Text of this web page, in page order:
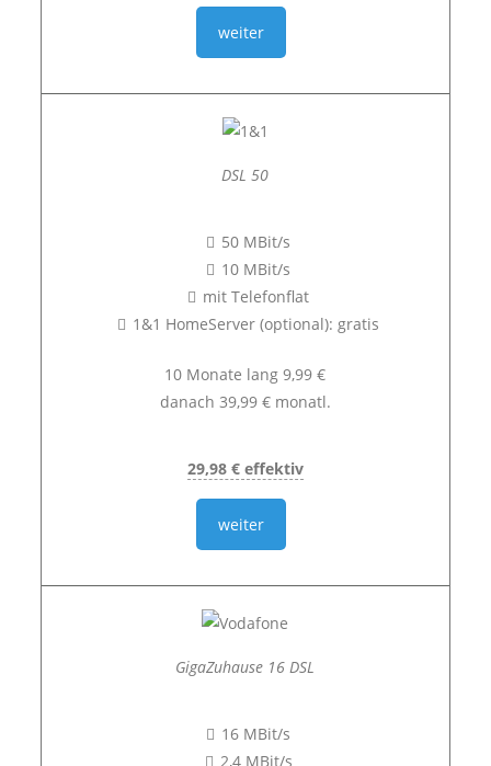
weiter
DSL 50
50 MBit/s
10 MBit/s
mit Telefonflat
1&1 HomeServer (optional): gratis
10 Monate lang 9,99 €
danach 39,99 € monatl.
29,98 € effektiv
weiter
GigaZuhause 16 DSL
16 MBit/s
2,4 MBit/s